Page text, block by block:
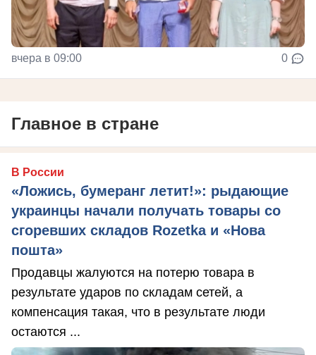
вчера в 09:00 0
Главное в стране
В России
«Ложись, бумеранг летит!»: рыдающие
украинцы начали получать товары со
сгоревших складов Rozetka и «Нова
пошта»
Продавцы жалуются на потерю товара в
результате ударов по складам сетей, а
компенсация такая, что в результате люди
остаются ...